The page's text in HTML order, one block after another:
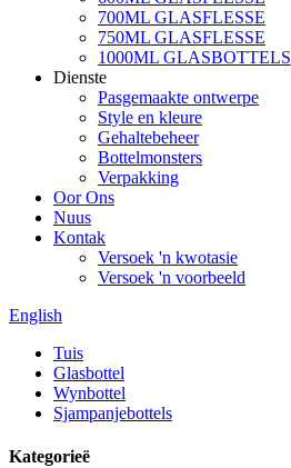
700ML GLASFLESSE
750ML GLASFLESSE
1000ML GLASBOTTELS
Dienste
Pasgemaakte ontwerpe
Style en kleure
Gehaltebeheer
Bottelmonsters
Verpakking
Oor Ons
Nuus
Kontak
Versoek 'n kwotasie
Versoek 'n voorbeeld
English
Tuis
Glasbottel
Wynbottel
Sjampanjebottels
Kategorieë